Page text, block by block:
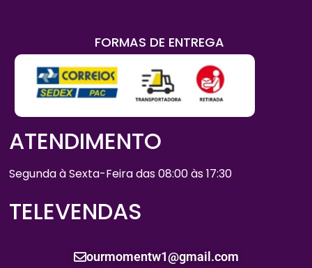
FORMAS DE ENTREGA
ATENDIMENTO
Segunda à Sexta-Feira das 08:00 às 17:30
TELEVENDAS
ourmomentw1@gmail.com